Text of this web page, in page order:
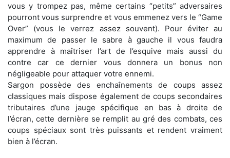
vous y trompez pas, même certains “petits” adversaires
pourront vous surprendre et vous emmenez vers le “Game
Over” (vous le verrez assez souvent). Pour éviter au
maximum de passer le sabre à gauche il vous faudra
apprendre à maîtriser l’art de l’esquive mais aussi du
contre car ce dernier vous donnera un bonus non
négligeable pour attaquer votre ennemi.
Sargon possède des enchaînements de coups assez
classiques mais dispose également de coups secondaires
tributaires d’une jauge spécifique en bas à droite de
l’écran, cette dernière se remplit au gré des combats, ces
coups spéciaux sont très puissants et rendent vraiment
bien à l’écran.